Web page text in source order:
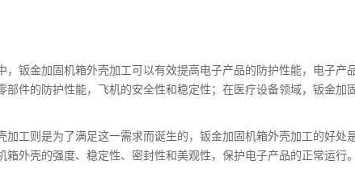
，钣金加固机箱外壳加工可以有效提高电子产品的防护性能，电子
部件的防护性能，飞机的安全性和稳定性；在医疗设备领域，钣金
加工则是为了满足这一需求而诞生的，钣金加固机箱外壳加工的好
箱外壳的强度、稳定性、密封性和美观性，保护电子产品的正常运行。